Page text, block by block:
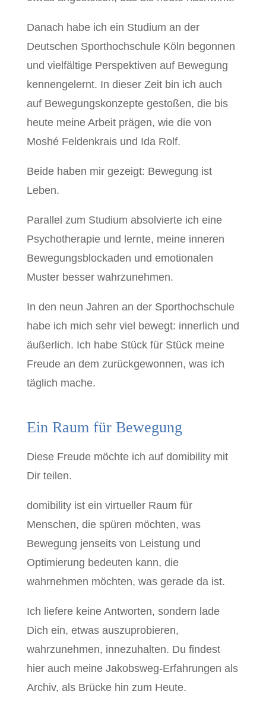
Danach habe ich ein Studium an der
Deutschen Sporthochschule Köln begonnen
und vielfältige Perspektiven auf Bewegung
kennengelernt. In dieser Zeit bin ich auch
auf Bewegungskonzepte gestoßen, die bis
heute meine Arbeit prägen, wie die von
Moshé Feldenkrais und Ida Rolf.
Beide haben mir gezeigt: Bewegung ist
Leben.
Parallel zum Studium absolvierte ich eine
Psychotherapie und lernte, meine inneren
Bewegungsblockaden und emotionalen
Muster besser wahrzunehmen.
In den neun Jahren an der Sporthochschule
habe ich mich sehr viel bewegt: innerlich und
äußerlich. Ich habe Stück für Stück meine
Freude an dem zurückgewonnen, was ich
täglich mache.
Ein Raum für Bewegung
Diese Freude möchte ich auf domibility mit
Dir teilen.
domibility ist ein virtueller Raum für
Menschen, die spüren möchten, was
Bewegung jenseits von Leistung und
Optimierung bedeuten kann, die
wahrnehmen möchten, was gerade da ist.
Ich liefere keine Antworten, sondern lade
Dich ein, etwas auszuprobieren,
wahrzunehmen, innezuhalten. Du findest
hier auch meine Jakobsweg-Erfahrungen als
Archiv, als Brücke hin zum Heute.